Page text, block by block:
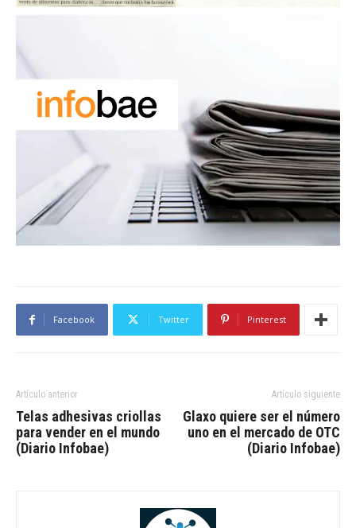
Facebook Twitter Pinterest
Artículo anterior
Telas adhesivas criollas
para vender en el mundo
(Diario Infobae)
Artículo siguiente
Glaxo quiere ser el número
uno en el mercado de OTC
(Diario Infobae)